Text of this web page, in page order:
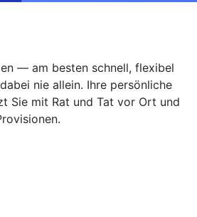
— am besten schnell, flexibel
nie allein. Ihre persönliche
Sie mit Rat und Tat vor Ort und